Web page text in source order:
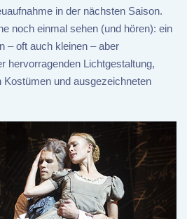
in der nächsten Saison.
noch einmal sehen (und hören): ein
– oft auch kleinen – aber
hervorragenden Lichtgestaltung,
und ausgezeichneten